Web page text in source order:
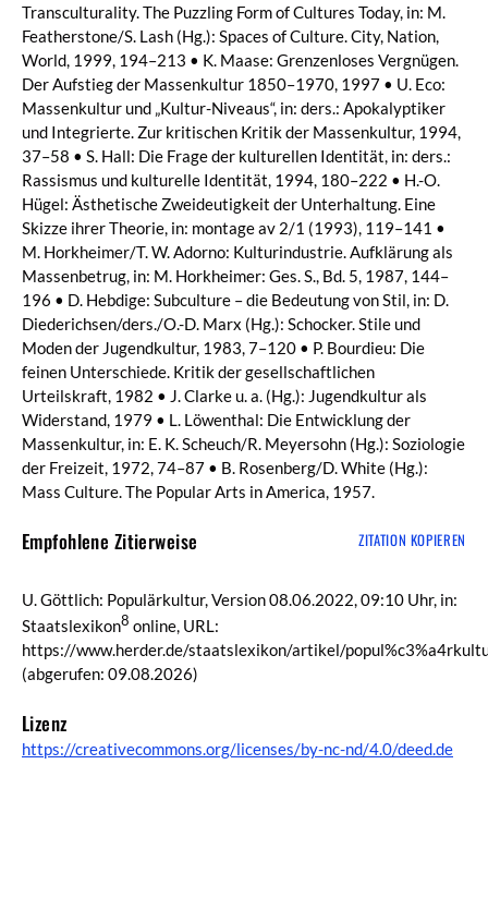
Transculturality. The Puzzling Form of Cultures Today, in: M.
Featherstone/S. Lash (Hg.): Spaces of Culture. City, Nation,
World, 1999, 194–213 • K. Maase: Grenzenloses Vergnügen.
Der Aufstieg der Massenkultur 1850–1970, 1997 • U. Eco:
Massenkultur und „Kultur-Niveaus“, in: ders.: Apokalyptiker
und Integrierte. Zur kritischen Kritik der Massenkultur, 1994,
37–58 • S. Hall: Die Frage der kulturellen Identität, in: ders.:
Rassismus und kulturelle Identität, 1994, 180–222 • H.-O.
Hügel: Ästhetische Zweideutigkeit der Unterhaltung. Eine
Skizze ihrer Theorie, in: montage av 2/1 (1993), 119–141 •
M. Horkheimer/T. W. Adorno: Kulturindustrie. Aufklärung als
Massenbetrug, in: M. Horkheimer: Ges. S., Bd. 5, 1987, 144–
196 • D. Hebdige: Subculture – die Bedeutung von Stil, in: D.
Diederichsen/ders./O.-D. Marx (Hg.): Schocker. Stile und
Moden der Jugendkultur, 1983, 7–120 • P. Bourdieu: Die
feinen Unterschiede. Kritik der gesellschaftlichen
Urteilskraft, 1982 • J. Clarke u. a. (Hg.): Jugendkultur als
Widerstand, 1979 • L. Löwenthal: Die Entwicklung der
Massenkultur, in: E. K. Scheuch/R. Meyersohn (Hg.): Soziologie
der Freizeit, 1972, 74–87 • B. Rosenberg/D. White (Hg.):
Mass Culture. The Popular Arts in America, 1957.
Empfohlene Zitierweise ZITATION KOPIEREN
U. Göttlich: Populärkultur, Version 08.06.2022, 09:10 Uhr, in:
Staatslexikon8 online, URL:
https://www.herder.de/staatslexikon/artikel/
(abgerufen: 09.08.2026)
Lizenz
https://creativecommons.org/licenses/by-nc-nd/4.0/deed.de